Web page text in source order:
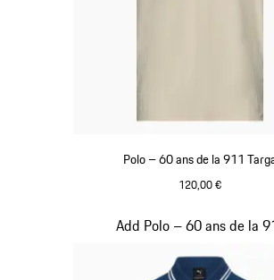
Polo – 60 ans de la 911
120,00 €
Add Polo – 60 ans de la
Diapositive 10 sur 20